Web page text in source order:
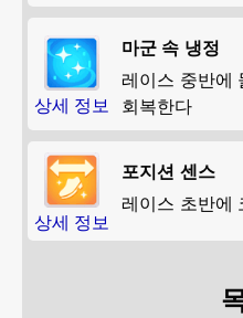
상세 정보
마군 속 냉정
레이스 중반에
회복한다
상세 정보
포지션 센스
레이스 초반에